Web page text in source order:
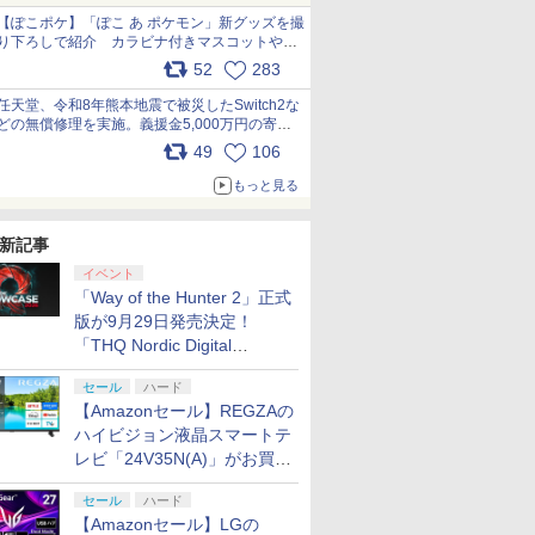
ぽこポケ】「ぽこ あ ポケモン」新グッズを撮
下ろしで紹介 カラビナ付きマスコットやス
52 283
天堂、令和8年熊本地震で被災したSwitch2な
の無償修理を実施。義援金5,000万円の寄付
も発表 pic.x.com/BAYsMfUfUC
49 106
もっと見る
記事
イベント
「Way of the Hunter 2」正式
版が9月29日発売決定！
「THQ Nordic Digital
Showcase 2026」まとめ
セール ハード
【Amazonセール】REGZAの
ハイビジョン液晶スマートテ
レビ「24V35N(A)」がお買い
得！
セール ハード
【Amazonセール】LGの